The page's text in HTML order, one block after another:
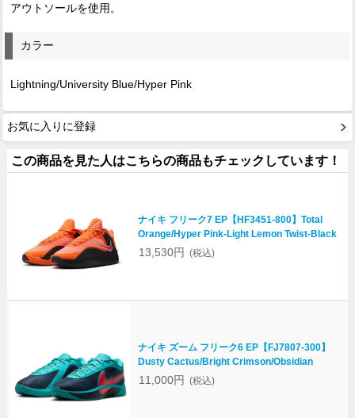
アウトソールを使用。
カラー
Lightning/University Blue/Hyper Pink
お気に入りに登録
この商品を見た人はこちらの商品もチェックしています！
ナイキ フリーク7 EP【HF3451-800】Total
Orange/Hyper Pink-Light Lemon Twist-Black
13,530円 (税込)
ナイキ ズーム フリーク6 EP【FJ7807-300】
Dusty Cactus/Bright Crimson/Obsidian
11,000円 (税込)